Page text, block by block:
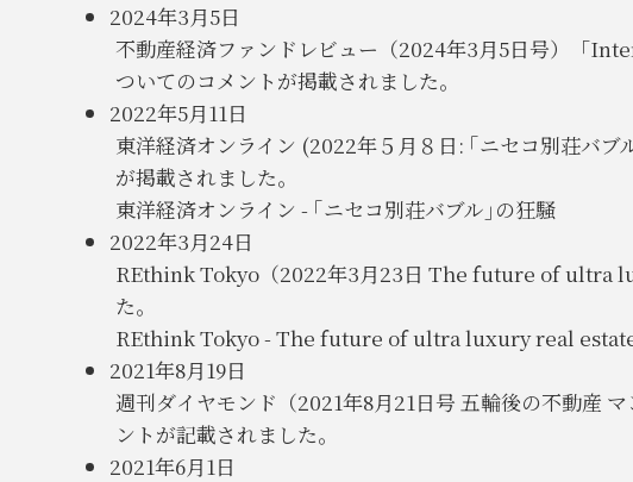
2024年3月5日
不動産経済ファンドレビュー（2024年3月5日号）「
ついてのコメントが掲載されました。
2022年5月11日
東洋経済オンライン (2022年５月８日: ｢ニセコ別荘バ
が掲載されました。
東洋経済オンライン - ｢ニセコ別荘バブル｣の狂騒
2022年3月24日
REthink Tokyo（2022年3月23日 The future of ultra
た。
REthink Tokyo - The future of ultra luxury real
2021年8月19日
週刊ダイヤモンド（2021年8月21日号 五輪後の不動産
ントが記載されました。
2021年6月1日